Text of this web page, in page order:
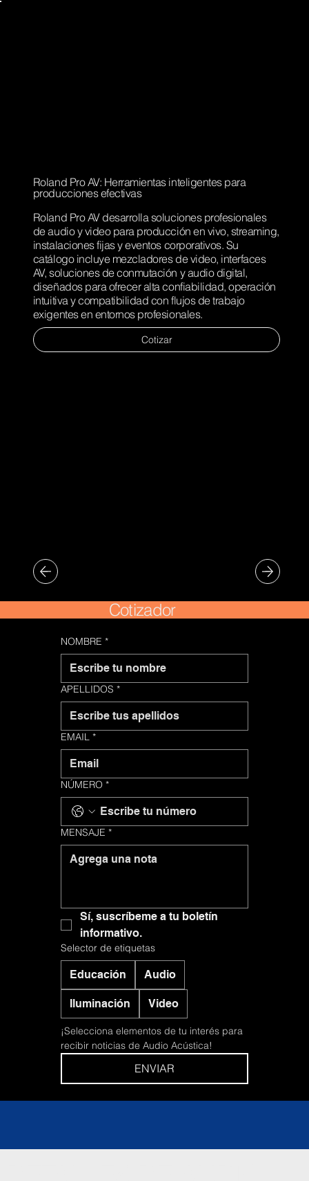
Roland Pro AV: Herramientas inteligentes para
producciones efectivas
Roland Pro AV desarrolla soluciones profesionales
de audio y video para producción en vivo, streaming,
instalaciones fijas y eventos corporativos. Su
catálogo incluye mezcladores de video, interfaces
AV, soluciones de conmutación y audio digital,
diseñados para ofrecer alta confiabilidad, operación
intuitiva y compatibilidad con flujos de trabajo
exigentes en entornos profesionales.
Cotizar
Cotizador
NOMBRE *
APELLIDOS *
EMAIL *
NÚMERO *
MENSAJE *
Sí, suscríbeme a tu boletín
informativo.
Selector de etiquetas
Educación Audio
Iluminación Video
¡Selecciona elementos de tu interés para
recibir noticias de Audio Acústica!
ENVIAR